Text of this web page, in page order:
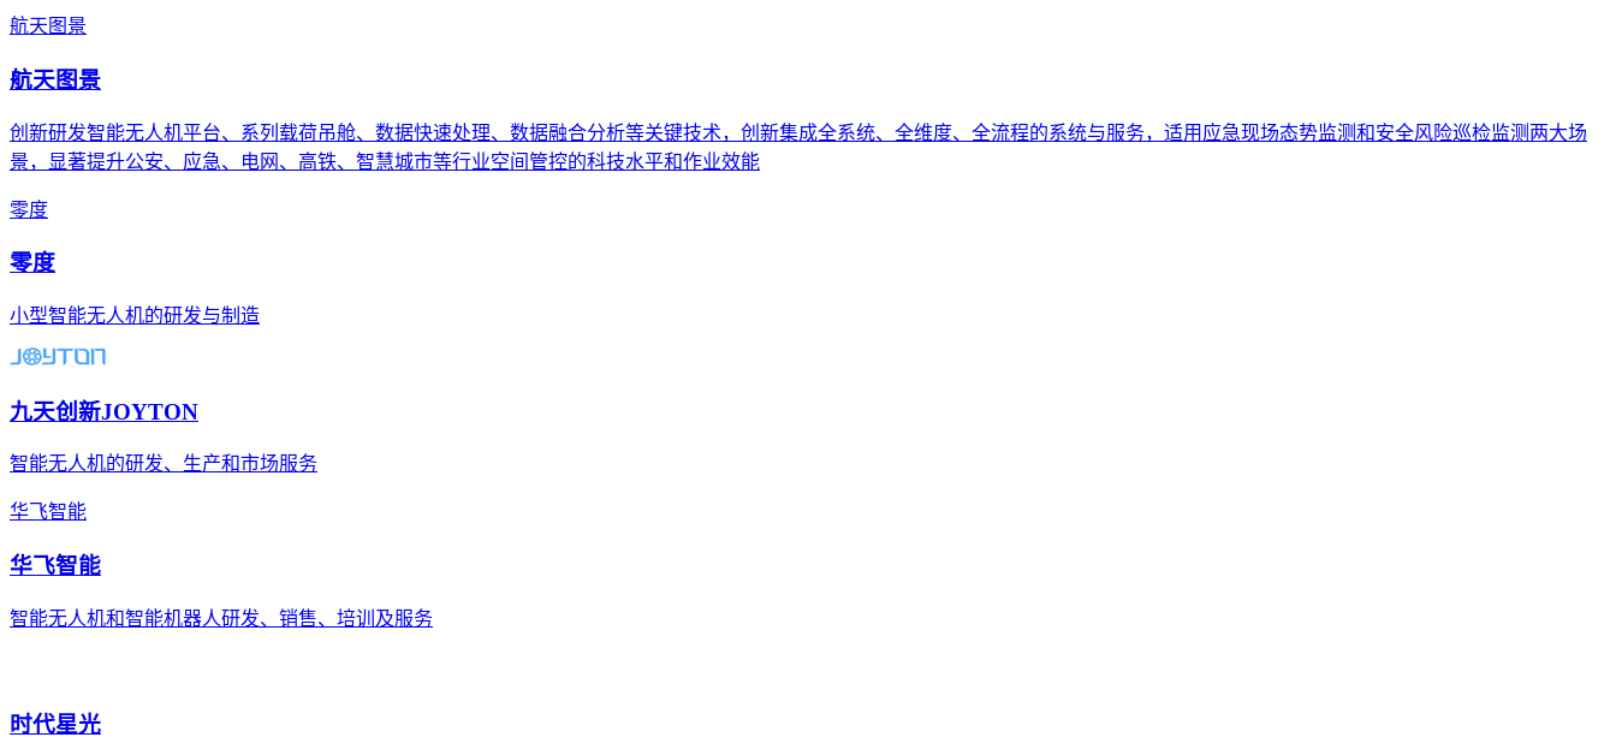
航天图景
航天图景
创新研发智能无人机平台、系列载荷吊舱、数据快速处理、数据融合分析等关键技术，创新集成全系统、全维度、全流程的系统与服务，适用应急现场态势监测和安全风险巡检监测两大场
景，显著提升公安、应急、电网、高铁、智慧城市等行业空间管控的科技水平和作业效能
零度
零度
小型智能无人机的研发与制造
九天创新JOYTON
智能无人机的研发、生产和市场服务
华飞智能
华飞智能
智能无人机和智能机器人研发、销售、培训及服务
时代星光